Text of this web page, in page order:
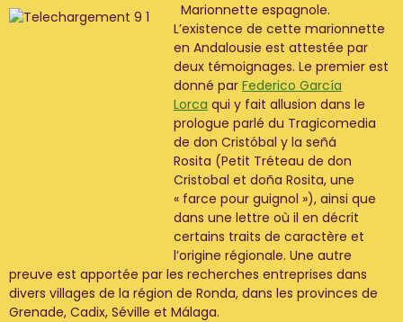
Marionnette espagnole.
L’existence de cette marionnette
en Andalousie est attestée par
deux témoignages. Le premier est
donné par Federico García
Lorca qui y fait allusion dans le
prologue parlé du Tragicomedia
de don Cristóbal y la señá
Rosita (Petit Tréteau de don
Cristobal et doña Rosita, une
« farce pour guignol »), ainsi que
dans une lettre où il en décrit
certains traits de caractère et
l’origine régionale. Une autre
preuve est apportée par les recherches entreprises dans
divers villages de la région de Ronda, dans les provinces de
Grenade, Cadix, Séville et Málaga.